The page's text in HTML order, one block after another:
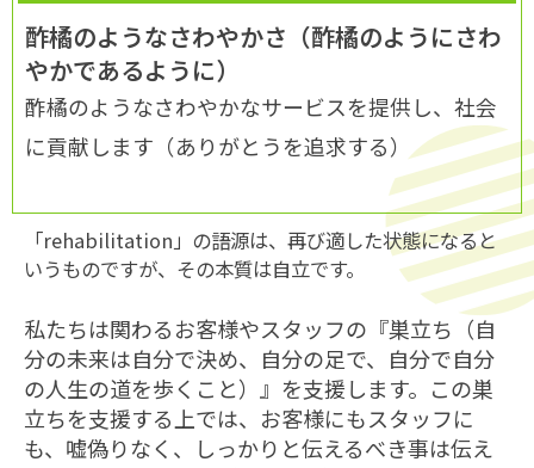
酢橘のようなさわやかさ（酢橘のようにさわ
やかであるように）
酢橘のようなさわやかなサービスを提供し、社会
に貢献します（ありがとうを追求する）
「rehabilitation」の語源は、再び適した状態になると
いうものですが、その本質は自立です。
私たちは関わるお客様やスタッフの『巣立ち（自
分の未来は自分で決め、自分の足で、自分で自分
の人生の道を歩くこと）』を支援します。この巣
立ちを支援する上では、お客様にもスタッフに
も、嘘偽りなく、しっかりと伝えるべき事は伝え